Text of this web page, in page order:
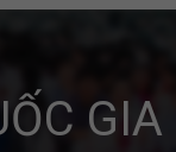
GIA